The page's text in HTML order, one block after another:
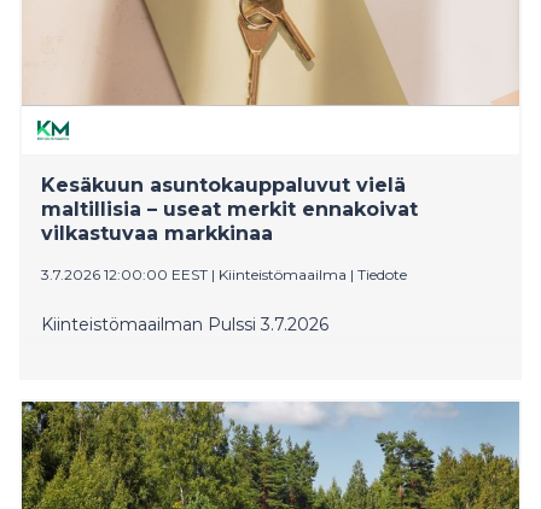
Kesäkuun asuntokauppaluvut vielä
maltillisia – useat merkit ennakoivat
vilkastuvaa markkinaa
3.7.2026 12:00:00 EEST | Kiinteistömaailma | Tiedote
Kiinteistömaailman Pulssi 3.7.2026